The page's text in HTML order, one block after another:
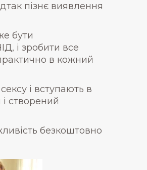
пізнє виявлення
бути
і зробити все
в кожний
і вступають в
створений
безкоштовно